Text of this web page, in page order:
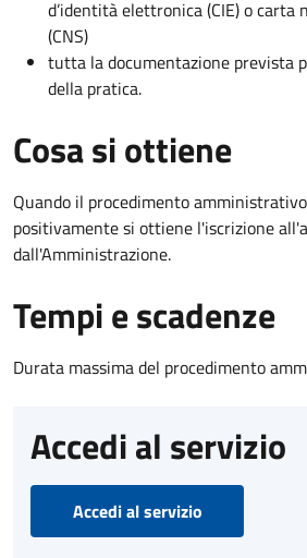
d’identità elettronica (CIE) o carta
(CNS)
tutta la documentazione prevista
della pratica.
Cosa si ottiene
Quando il procedimento
positivamente si ottiene l'iscrizione
dall'Amministrazione.
Tempi e scadenze
Durata massima del procedimento
Accedi al servizio
Accedi al servizio